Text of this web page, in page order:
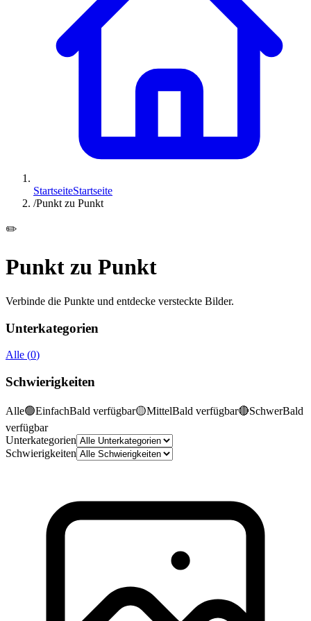
StartseiteStartseite
/Punkt zu Punkt
✏️
Punkt zu Punkt
Verbinde die Punkte und entdecke versteckte Bilder.
Unterkategorien
Alle (0)
Schwierigkeiten
Alle🟢EinfachBald verfügbar🟡MittelBald verfügbar🔴SchwerBald
verfügbar
Unterkategorien
Schwierigkeiten